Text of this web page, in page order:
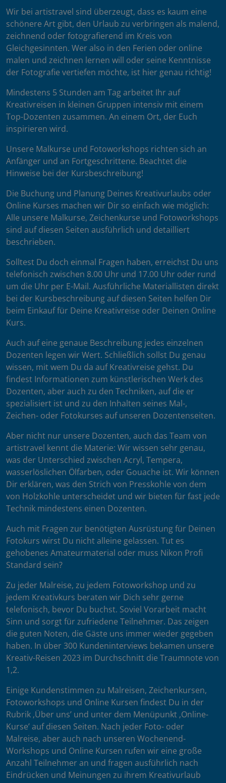
Wir bei artistravel sind überzeugt, dass es kaum eine
schönere Art gibt, den Urlaub zu verbringen als malend,
zeichnend oder fotografierend im Kreis von
Gleichgesinnten. Wer also in den Ferien oder online
malen und zeichnen lernen will oder seine Kenntnisse
der Fotografie vertiefen möchte, ist hier genau richtig!
Mindestens 5 Stunden am Tag arbeitet Ihr auf
Kreativreisen in kleinen Gruppen intensiv mit einem
Top-Dozenten zusammen. An einem Ort, der Euch
inspirieren wird.
Unsere Malkurse und Fotoworkshops richten sich an
Anfänger und an Fortgeschrittene. Beachtet die
Hinweise bei der Kursbeschreibung!
Die Buchung und Planung Deines Kreativurlaubs oder
Online Kurses machen wir Dir so einfach wie möglich:
Alle unsere Malkurse, Zeichenkurse und Fotoworkshops
sind auf diesen Seiten ausführlich und detailliert
beschrieben.
Solltest Du doch einmal Fragen haben, erreichst Du uns
telefonisch zwischen 8.00 Uhr und 17.00 Uhr oder rund
um die Uhr per E-Mail. Ausführliche Materiallisten direkt
bei der Kursbeschreibung auf diesen Seiten helfen Dir
beim Einkauf für Deine Kreativreise oder Deinen Online
Kurs.
Auch auf eine genaue Beschreibung jedes einzelnen
Dozenten legen wir Wert. Schließlich sollst Du genau
wissen, mit wem Du da auf Kreativreise gehst. Du
findest Informationen zum künstlerischen Werk des
Dozenten, aber auch zu den Techniken, auf die er
spezialisiert ist und zu den Inhalten seines Mal-,
Zeichen- oder Fotokurses auf unseren Dozentenseiten.
Aber nicht nur unsere Dozenten, auch das Team von
artistravel kennt die Materie: Wir wissen sehr genau,
was der Unterschied zwischen Acryl, Tempera,
wasserlöslichen Ölfarben, oder Gouache ist. Wir können
Dir erklären, was den Strich von Presskohle von dem
von Holzkohle unterscheidet und wir bieten für fast jede
Technik mindestens einen Dozenten.
Auch mit Fragen zur benötigten Ausrüstung für Deinen
Fotokurs wirst Du nicht alleine gelassen. Tut es
gehobenes Amateurmaterial oder muss Nikon Profi
Standard sein?
Zu jeder Malreise, zu jedem Fotoworkshop und zu
jedem Kreativkurs beraten wir Dich sehr gerne
telefonisch, bevor Du buchst. Soviel Vorarbeit macht
Sinn und sorgt für zufriedene Teilnehmer. Das zeigen
die guten Noten, die Gäste uns immer wieder gegeben
haben. In über 300 Kundeninterviews bekamen unsere
Kreativ-Reisen 2023 im Durchschnitt die Traumnote von
1,2.
Einige Kundenstimmen zu Malreisen, Zeichenkursen,
Fotoworkshops und Online Kursen findest Du in der
Rubrik ‚Über uns’ und unter dem Menüpunkt ‚Online-
Kurse’ auf diesen Seiten. Nach jeder Foto- oder
Malreise, aber auch nach unseren Wochenend-
Workshops und Online Kursen rufen wir eine große
Anzahl Teilnehmer an und fragen ausführlich nach
Eindrücken und Meinungen zu ihrem Kreativurlaub